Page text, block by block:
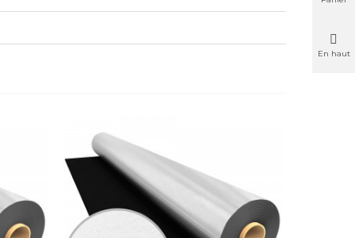
En haut